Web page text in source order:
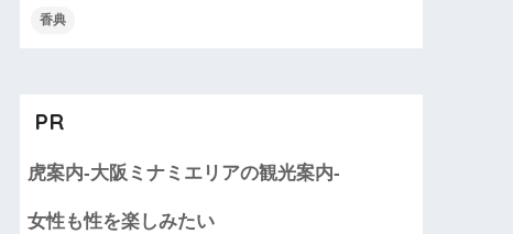
香典
PR
虎案内-大阪ミナミエリアの観光案内-
女性も性を楽しみたい